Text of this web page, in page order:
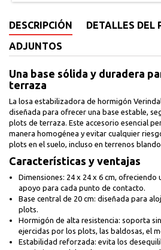
DESCRIPCIÓN
DETALLES DEL
ADJUNTOS
Una base sólida y duradera
terraza
La losa estabilizadora de hormigón
diseñada para ofrecer una base estable,
plots de terraza. Este accesorio esencial
manera homogénea y evitar cualquier
plots en el suelo, incluso en terrenos
Características y ventajas
Dimensiones: 24 x 24 x 6 cm, ofreciendo
apoyo para cada punto de contacto.
Base central de 20 cm: diseñada para
plots.
Hormigón de alta resistencia: soporta
ejercidas por los plots, las baldosas, el
Estabilidad reforzada: evita los